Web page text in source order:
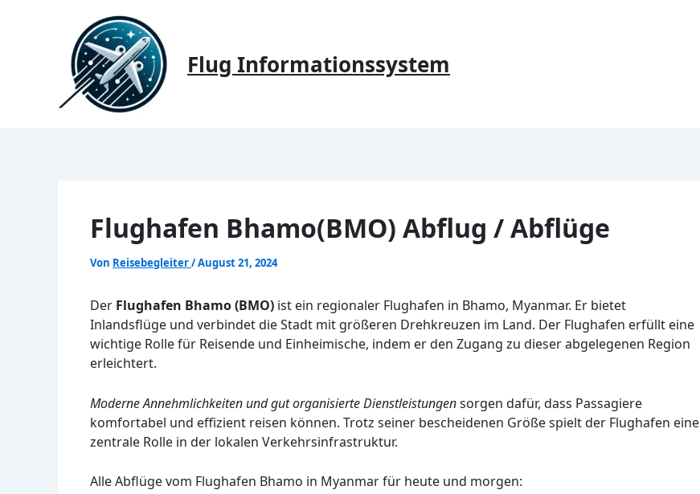
Flug Informationssystem
Flughafen Bhamo(BMO) Abflug / Abflüge
Von Reisebegleiter/August 21, 2024
Der Flughafen Bhamo (BMO) ist ein regionaler Flughafen in Bhamo, Myanmar. Er bietet
Inlandsflüge und verbindet die Stadt mit größeren Drehkreuzen im Land. Der Flughafen erfüllt eine
wichtige Rolle für Reisende und Einheimische, indem er den Zugang zu dieser abgelegenen Region
erleichtert.
Moderne Annehmlichkeiten und gut organisierte Dienstleistungensorgen dafür, dass Passagiere
komfortabel und effizient reisen können. Trotz seiner bescheidenen Größe spielt der Flughafen eine
zentrale Rolle in der lokalen Verkehrsinfrastruktur.
Alle Abflüge vom Flughafen Bhamo in Myanmar für heute und morgen: